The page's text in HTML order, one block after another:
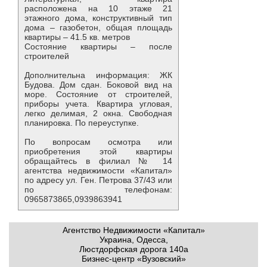
расположена на 10 этаже 21
этажного дома, конструктивный тип
дома – газобетон, общая площадь
квартиры – 41.5 кв. метров
Состояние квартиры – после
строителей
Дополнительна информация: ЖК
Будова. Дом сдан. Боковой вид на
море. Состояние от строителей,
приборы учета. Квартира угловая,
легко делимая, 2 окна. Свободная
планировка. По переуступке.
По вопросам осмотра или
приобретения этой квартиры
обращайтесь в филиал № 14
агентства недвижимости «Капитал»
по адресу ул. Ген. Петрова 37/43 или
по телефонам:
0965873865,0939863941
Агентство Недвижимости «Капитал»
Украина, Одесса,
Люстдорфская дорога 140а
Бизнес-центр «Вузовский»